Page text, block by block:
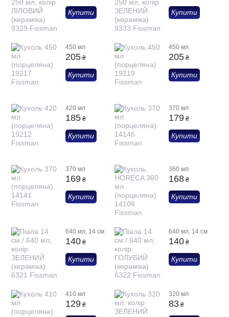
Купити Купити
450 мл
205 ₴
Купити
450 мл
205 ₴
Купити
420 мл
185 ₴
Купити
370 мл
179 ₴
Купити
370 мл
169 ₴
Купити
360 мл
168 ₴
Купити
640 мл, 14 см
140 ₴
Купити
640 мл, 14 см
140 ₴
Купити
410 мл
129 ₴
320 мл
83 ₴